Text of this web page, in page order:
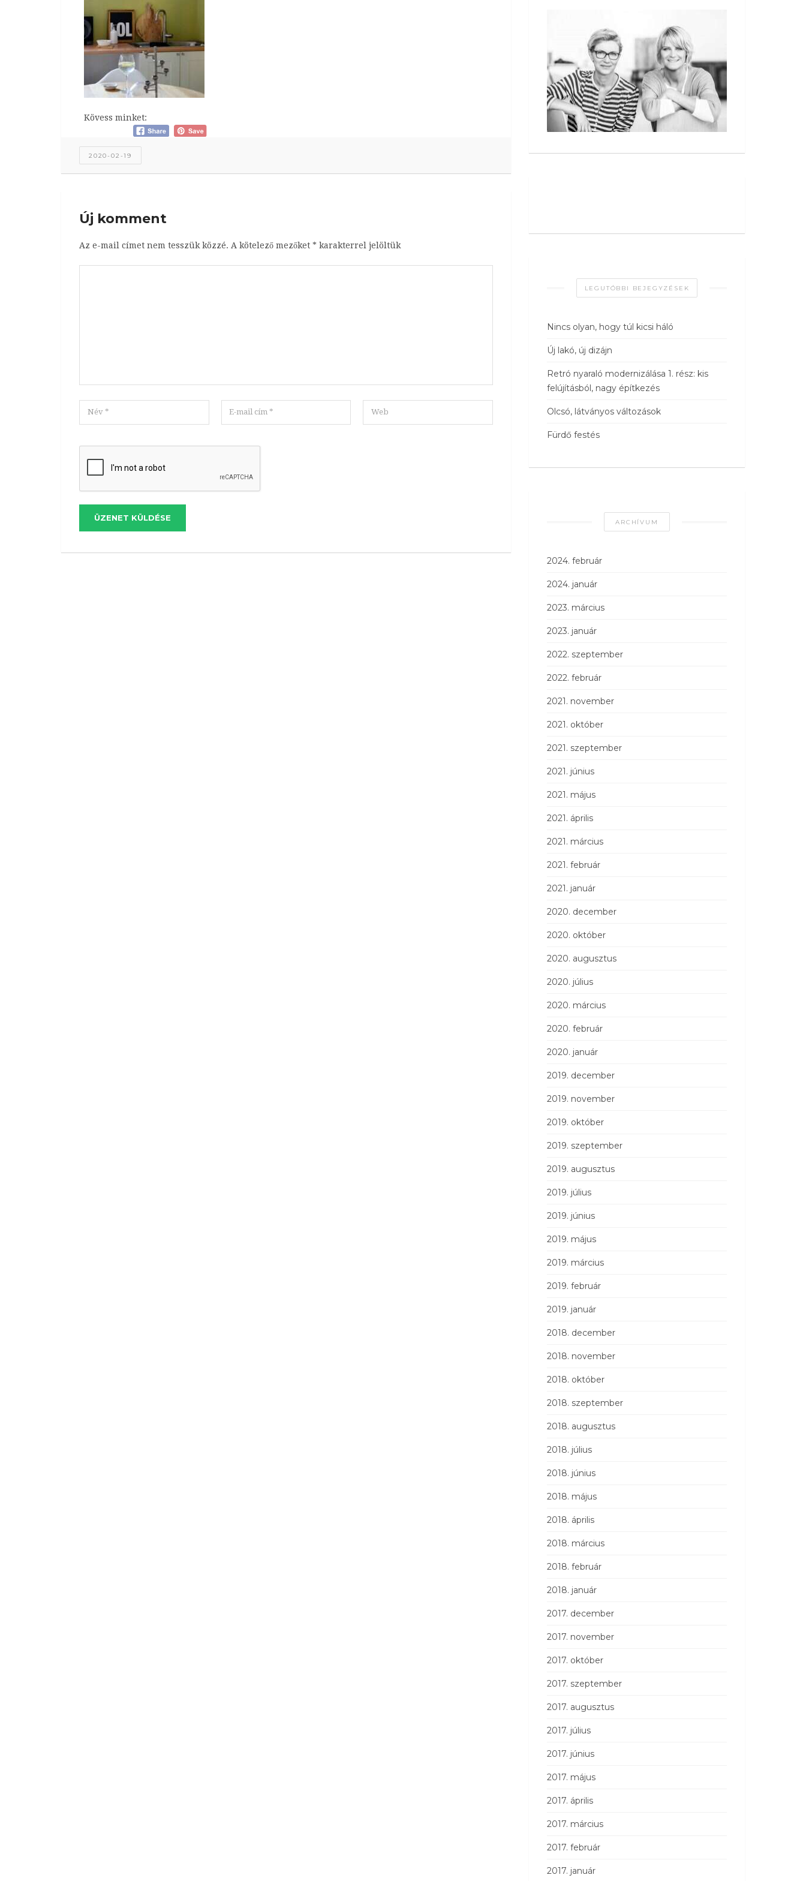
Kövess minket:
2020-02-19
Új komment
Az e-mail címet nem tesszük közzé. A kötelező mezőket * karakterrel jelöltük
ÜZENET KÜLDÉSE
LEGUTÓBBI BEJEGYZÉSEK
Nincs olyan, hogy túl kicsi háló
Új lakó, új dizájn
Retró nyaraló modernizálása 1. rész: kis
felújításból, nagy építkezés
Olcsó, látványos változások
Fürdő festés
ARCHÍVUM
2024. február
2024. január
2023. március
2023. január
2022. szeptember
2022. február
2021. november
2021. október
2021. szeptember
2021. június
2021. május
2021. április
2021. március
2021. február
2021. január
2020. december
2020. október
2020. augusztus
2020. július
2020. március
2020. február
2020. január
2019. december
2019. november
2019. október
2019. szeptember
2019. augusztus
2019. július
2019. június
2019. május
2019. március
2019. február
2019. január
2018. december
2018. november
2018. október
2018. szeptember
2018. augusztus
2018. július
2018. június
2018. május
2018. április
2018. március
2018. február
2018. január
2017. december
2017. november
2017. október
2017. szeptember
2017. augusztus
2017. július
2017. június
2017. május
2017. április
2017. március
2017. február
2017. január